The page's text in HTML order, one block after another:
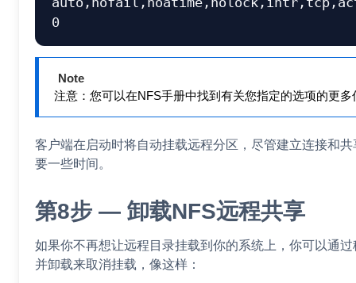
Note
注意：您可以在NFS手册中找到有关您指定的选项的更多
客户端在启动时将自动挂载远程分区，尽管建立连接和
要一些时间。
第8步 — 卸载NFS远程共享
如果你不再想让远程目录挂载到你的系统上，你可以通
并卸载来取消挂载，像这样：